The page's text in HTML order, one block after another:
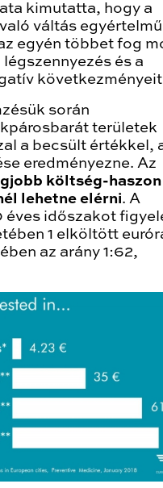
kimutatta, hogy a
váltás
egyén többet fog
és a
következményeit
során
területek
a becsült értékkel,
eredményezne. Az
költség-
lehetne elérni. A
éves időszakot
1 elköltött
az arány 1:62,